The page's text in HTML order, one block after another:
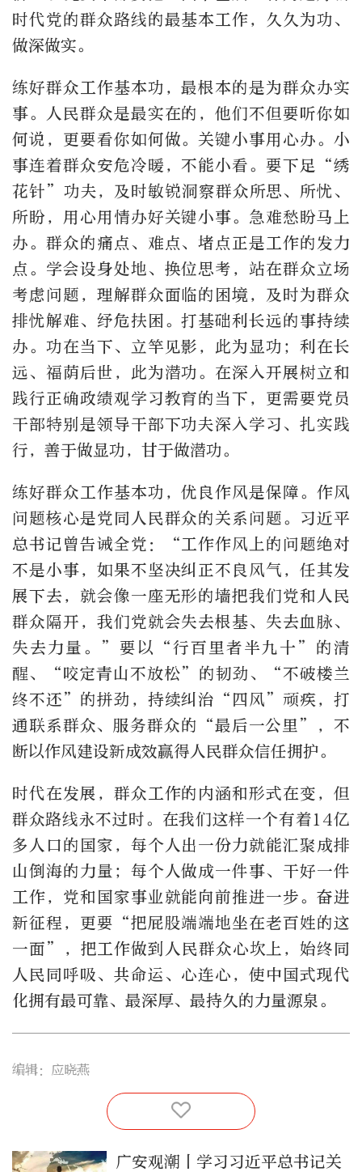
时代党的群众路线的最基本工作，久久为功、
做深做实。
练好群众工作基本功，最根本的是为群众办实
事。人民群众是最实在的，他们不但要听你如
何说，更要看你如何做。关键小事用心办。小
事连着群众安危冷暖，不能小看。要下足“绣
花针”功夫，及时敏锐洞察群众所思、所忧、
所盼，用心用情办好关键小事。急难愁盼马上
办。群众的痛点、难点、堵点正是工作的发力
点。学会设身处地、换位思考，站在群众立场
考虑问题，理解群众面临的困境，及时为群众
排忧解难、纾危扶困。打基础利长远的事持续
办。功在当下、立竿见影，此为显功；利在长
远、福荫后世，此为潜功。在深入开展树立和
践行正确政绩观学习教育的当下，更需要党员
干部特别是领导干部下功夫深入学习、扎实践
行，善于做显功，甘于做潜功。
练好群众工作基本功，优良作风是保障。作风
问题核心是党同人民群众的关系问题。习近平
总书记曾告诫全党：“工作作风上的问题绝对
不是小事，如果不坚决纠正不良风气，任其发
展下去，就会像一座无形的墙把我们党和人民
群众隔开，我们党就会失去根基、失去血脉、
失去力量。”要以“行百里者半九十”的清
醒、“咬定青山不放松”的韧劲、“不破楼兰
终不还”的拼劲，持续纠治“四风”顽疾，打
通联系群众、服务群众的“最后一公里”，不
断以作风建设新成效赢得人民群众信任拥护。
时代在发展，群众工作的内涵和形式在变，但
群众路线永不过时。在我们这样一个有着14亿
多人口的国家，每个人出一份力就能汇聚成排
山倒海的力量；每个人做成一件事、干好一件
工作，党和国家事业就能向前推进一步。奋进
新征程，更要“把屁股端端地坐在老百姓的这
一面”，把工作做到人民群众心坎上，始终同
人民同呼吸、共命运、心连心，使中国式现代
化拥有最可靠、最深厚、最持久的力量源泉。
编辑：应晓燕
广安观潮丨学习习近平总书记关